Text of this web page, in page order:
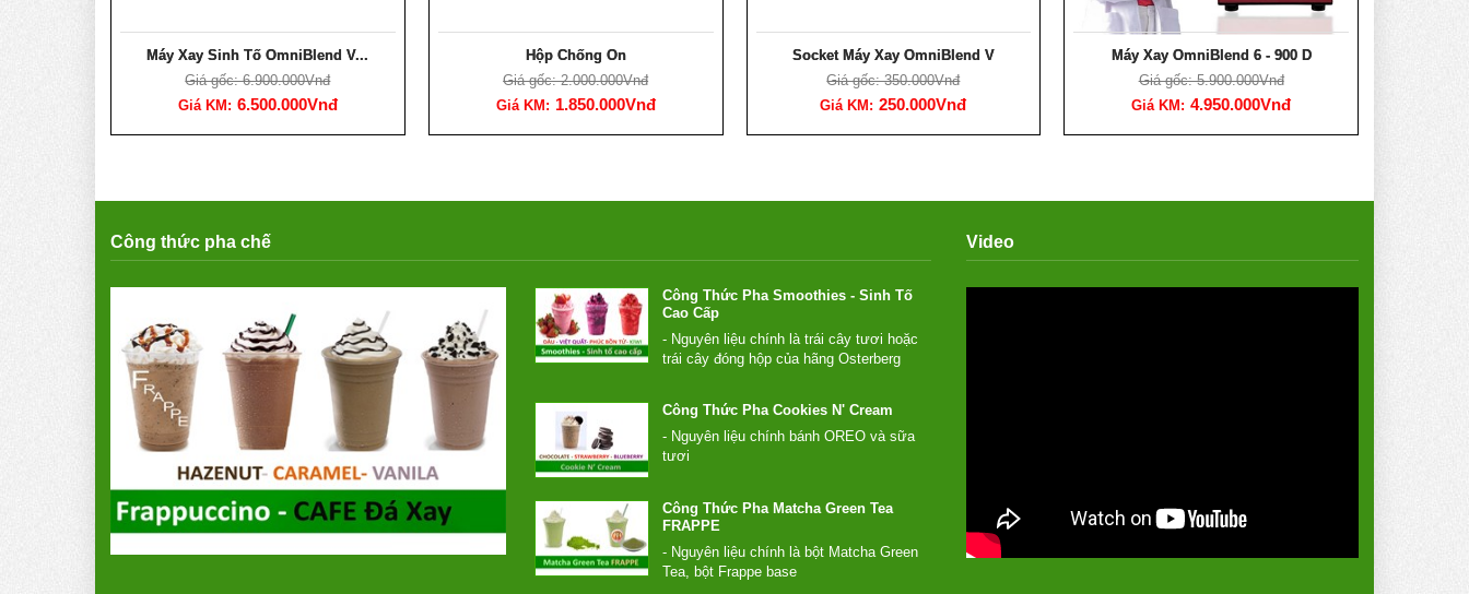
Máy Xay Sinh Tố OmniBlend V...
Giá gốc: 6.900.000Vnđ
Giá KM: 6.500.000Vnđ
Hộp Chống Ồn
Giá gốc: 2.000.000Vnđ
Giá KM: 1.850.000Vnđ
Socket Máy Xay OmniBlend V
Giá gốc: 350.000Vnđ
Giá KM: 250.000Vnđ
Máy Xay OmniBlend 6 - 900 D
Giá gốc: 5.900.000Vnđ
Giá KM: 4.950.000Vnđ
Công thức pha chế
Công Thức Pha Smoothies - Sinh Tố
Cao Cấp
- Nguyên liệu chính là trái cây tươi hoặc
trái cây đóng hộp của hãng Osterberg
nhuyễn với đá...
Công Thức Pha Cookies N' Cream
- Nguyên liệu chính bánh OREO và sữa
tươi
- Dùng máy xay sinh tố công nghiệp xay
nhuyễn với đá.
- Chúng ta sẽ có được...
Công Thức Pha Matcha Green Tea
FRAPPE
- Nguyên liệu chính là bột Matcha Green
Tea, bột Frappe base
Video